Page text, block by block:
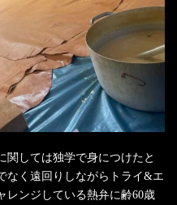
関しては独学で身につけたと
なく遠回りしながらトライ&エ
レンジしている熱弁に齢60歳